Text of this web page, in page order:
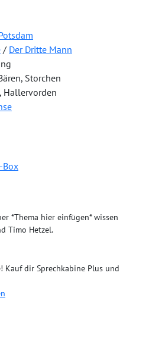
/ Der Dritte Mann
Storchen
Hallervorden
Box
*Thema hier einfügen* wissen
Timo Hetzel.
Kauf dir Sprechkabine Plus und